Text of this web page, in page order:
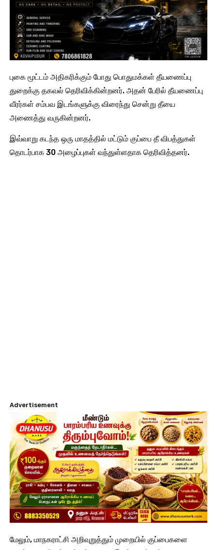
புகை மூட்டம் அதிகரிக்கும் போது பொதுமக்கள் தீயணைப்பு
துறைக்கு தகவல் தெரிவிக்கின்றனர். அதன் பேரில் தீயணைப்பு
வீரர்கள் சம்பவ இடங்களுக்கு விரைந்து சென்று தீயை
அணைத்து வருகின்றனர்.
இவ்வாறு கடந்த ஒரு மாதத்தில் மட்டும் குப்பை தீ விபத்துகள்
தொடர்பாக 30 அழைப்புகள் வந்துள்ளதாக தெரிவித்தனர்.
Advertisement
மேலும், மாநகராட்சி அறிவுறுத்தும் முறையில் குப்பைகளை